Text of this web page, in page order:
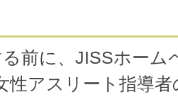
前に、JISSホー
性アスリート指導